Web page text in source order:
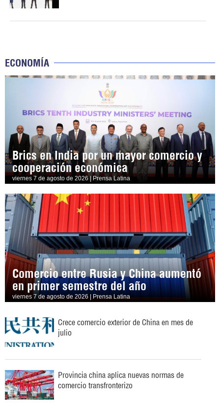
ECONOMÍA
Brics en India por un mayor comercio y
cooperación económica
viernes 7 de agosto de 2026 | Prensa Latina
Comercio entre Rusia y China aumentó
en primer semestre del año
viernes 7 de agosto de 2026 | Prensa Latina
Crece comercio exterior de China en mes de
julio
Provincia china aplica nuevas normas de
comercio transfronterizo